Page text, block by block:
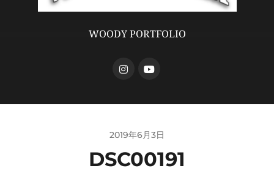
WOODY PORTFOLIO
2019年6月3日
DSC00191